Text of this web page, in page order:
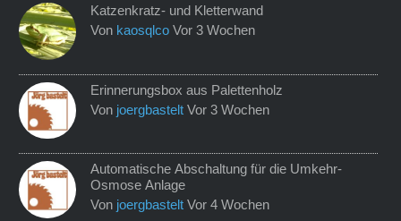
Katzenkratz- und Kletterwand
Von kaosqlco Vor 3 Wochen
Erinnerungsbox aus Palettenholz
Von joergbastelt Vor 3 Wochen
Automatische Abschaltung für die Umkehr-
Osmose Anlage
Von joergbastelt Vor 4 Wochen